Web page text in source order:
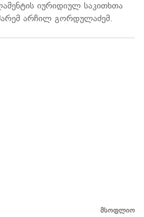
იურიდიულ საკითხთა
არჩილ გორდულაძემ.
მსოფლიო